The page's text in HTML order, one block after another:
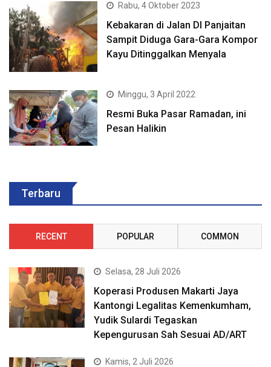
Rabu, 4 Oktober 2023
Kebakaran di Jalan DI Panjaitan
Sampit Diduga Gara-Gara Kompor
Kayu Ditinggalkan Menyala
Minggu, 3 April 2022
Resmi Buka Pasar Ramadan, ini
Pesan Halikin
Terbaru
RECENT POPULAR COMMON
Selasa, 28 Juli 2026
Koperasi Produsen Makarti Jaya
Kantongi Legalitas Kemenkumham,
Yudik Sulardi Tegaskan
Kepengurusan Sah Sesuai AD/ART
Kamis, 2 Juli 2026